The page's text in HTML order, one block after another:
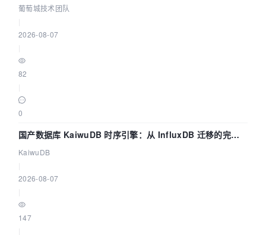
数联动全闭环
葡萄城技术团队
2026-08-07
82
0
国产数据库 KaiwuDB 时序引擎：从 InfluxDB 迁移的完整
技术路径
KaiwuDB
2026-08-07
147